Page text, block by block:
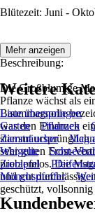
Blütezeit: Juni -
Beschreibung:
Die Großblumige
Pflanze wächst als
Baummagnolie
was den Eindruck
stammt ursprünglich
sehr guten Frost-
problemlos. Die
und gut
geschützt,
Mehr anzeigen
Weitere
Liste überspringen
Garten
Pflanzen
Ziersträucher
Weigelie
Zierapfel
Mönchspfeffer